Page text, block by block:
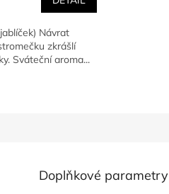
Návrat
zkrášlí
Sváteční aroma...
Doplňkové parametry